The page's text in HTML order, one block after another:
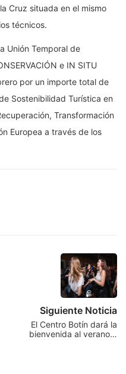
Cruz situada en el mismo
técnicos.
Unión Temporal de
e IN SITU
por un importe total de
Sostenibilidad Turística en
Transformación
Europea a través de los
Siguiente Noticia
El Centro Botín dará la
bienvenida al verano…